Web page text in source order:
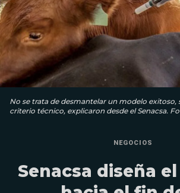
No se trata de desmantelar un modelo exitoso,
criterio técnico, explicaron desde el Senacsa.
NEGOCIOS
Senacsa diseña